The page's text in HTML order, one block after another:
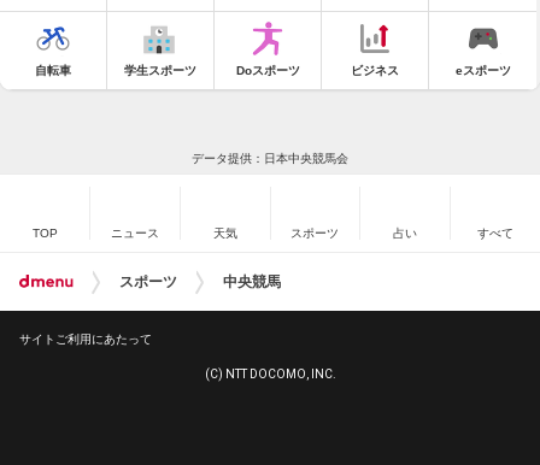
自転車 学生スポーツ Doスポーツ ビジネス eスポーツ
データ提供：日本中央競馬会
TOP ニュース 天気 スポーツ 占い すべて
スポーツ 中央競馬
サイトご利用にあたって
(C) NTT DOCOMO, INC.